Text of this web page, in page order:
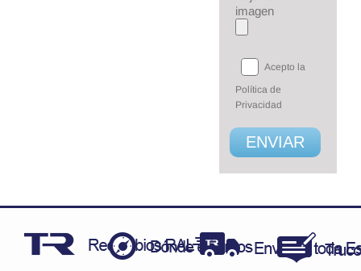
imagen
Acepto la
Política de
Privacidad